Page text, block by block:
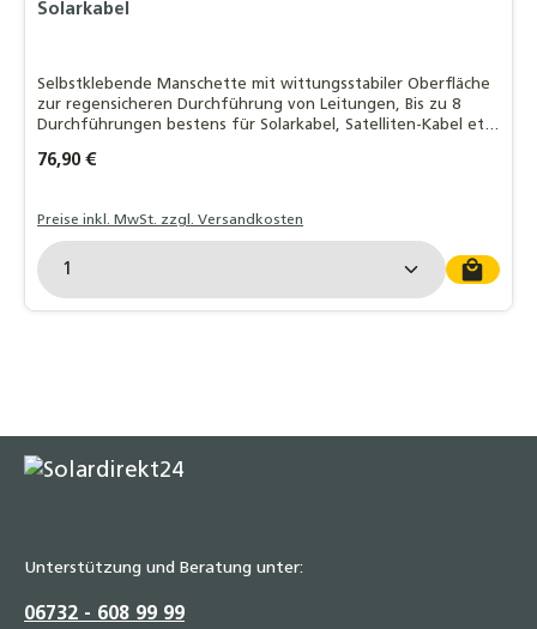
Solarkabel
Selbstklebende Manschette mit wittungsstabiler Oberfläche
zur regensicheren Durchführung von Leitungen, Bis zu 8
Durchführungen bestens für Solarkabel, Satelliten-Kabel etc.
Witterungsstabil - bleifrei - da
Regulärer Preis:
76,90 €
Preise inkl. MwSt. zzgl. Versandkosten
Produkt Anzahl: Gib den gewünschten Wert
Unterstützung und Beratung unter:
06732 - 608 99 99